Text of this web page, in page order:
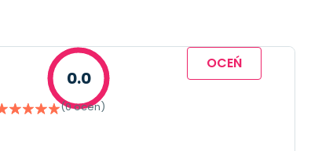
0.0
(0 ocen)
OCEŃ